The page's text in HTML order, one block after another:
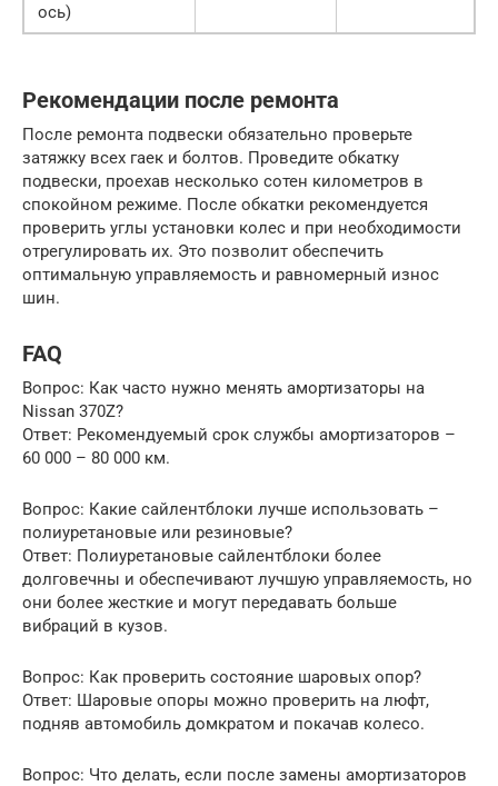
ось)
Рекомендации после ремонта
После ремонта подвески обязательно проверьте
затяжку всех гаек и болтов. Проведите обкатку
подвески, проехав несколько сотен километров в
спокойном режиме. После обкатки рекомендуется
проверить углы установки колес и при необходимости
отрегулировать их. Это позволит обеспечить
оптимальную управляемость и равномерный износ
шин.
FAQ
Вопрос: Как часто нужно менять амортизаторы на
Nissan 370Z?
Ответ: Рекомендуемый срок службы амортизаторов –
60 000 – 80 000 км.
Вопрос: Какие сайлентблоки лучше использовать –
полиуретановые или резиновые?
Ответ: Полиуретановые сайлентблоки более
долговечны и обеспечивают лучшую управляемость, но
они более жесткие и могут передавать больше
вибраций в кузов.
Вопрос: Как проверить состояние шаровых опор?
Ответ: Шаровые опоры можно проверить на люфт,
подняв автомобиль домкратом и покачав колесо.
Вопрос: Что делать, если после замены амортизаторов